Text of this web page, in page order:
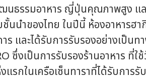
นธรรมอาหาร ญี่ปุ่นคุณภาพสูง แล
นนำของไทย ในปีนี้ ห้องอาหารฮ
ร และได้รับการรับรองอย่างเป็น
ซึ่งเป็นการรับรองร้านอาหาร ที่
รกในเครือเซ็นทาราที่ได้รับการรั